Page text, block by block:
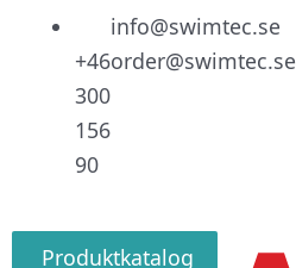
+46
300
156
90
info@swimtec.se
order@swimtec.se
Produktkatalog